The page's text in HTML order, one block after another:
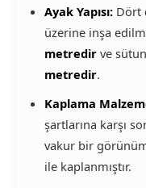
Ayak Yapısı: Dört
üzerine inşa
metredir ve
metredir.
Kaplama
şartlarına karşı
vakur bir
ile kaplanmıştır.